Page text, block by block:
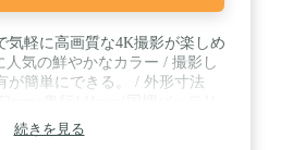
気軽に高画質な4K撮影が楽しめ
人気の鮮やかなカラー / 撮影し
が簡単にできる。 / 外形寸法
体質量:約398g(同梱バッテリー
素子:1/2.3型MOS固体撮像素子 /
続きを見る